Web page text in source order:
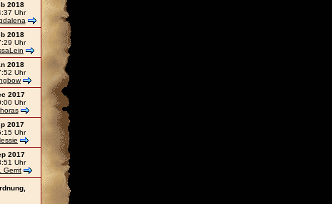
2018
Uhr
2018
Uhr
2018
Uhr
2017
Uhr
2017
Uhr
2017
Uhr
Gerrit